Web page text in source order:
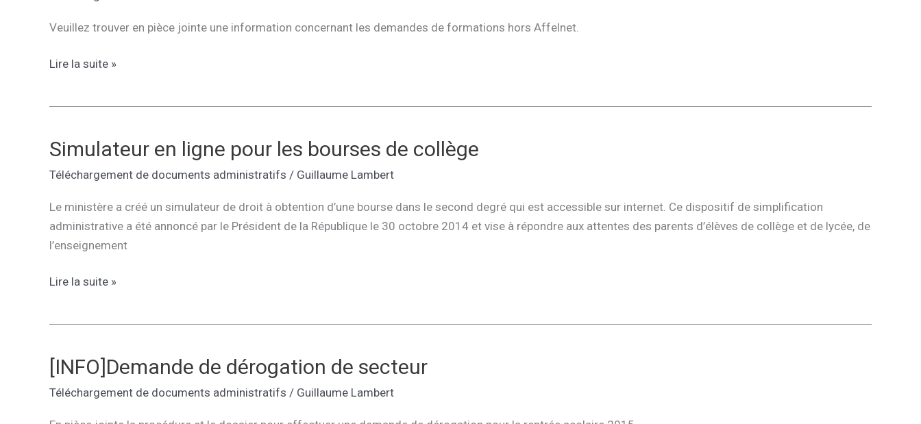
Veuillez trouver en pièce jointe une information concernant les demandes de formations hors Affelnet.
Procédures
Lire la suite »
Simulateur en ligne pour les bourses de collège
Téléchargement de documents administratifs / Guillaume Lambert
Le ministère a créé un simulateur de droit à obtention d’une bourse dans le second degré qui est accessible sur internet. Ce dispositif de simplification
administrative a été annoncé par le Président de la République le 30 octobre 2014 et vise à répondre aux attentes des parents d’élèves de collège et de lycée, de
l’enseignement
Simulateur
les
bourses
de
Lire la suite »
[INFO]Demande de dérogation de secteur
Téléchargement de documents administratifs / Guillaume Lambert